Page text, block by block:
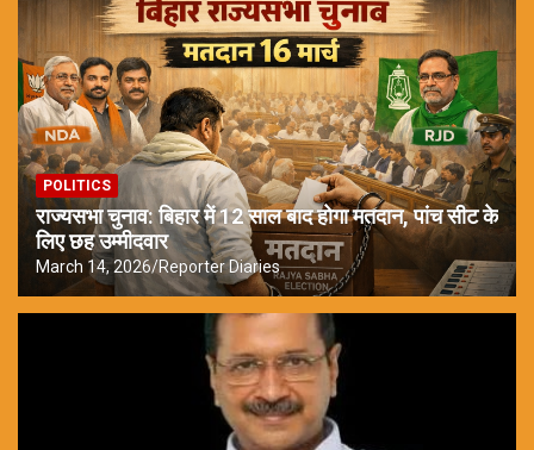
POLITICS
राज्यसभा चुनाव: बिहार में 12 साल बाद होगा मतदान, पांच सीट के
लिए छह उम्मीदवार
March 14, 2026 Reporter Diaries